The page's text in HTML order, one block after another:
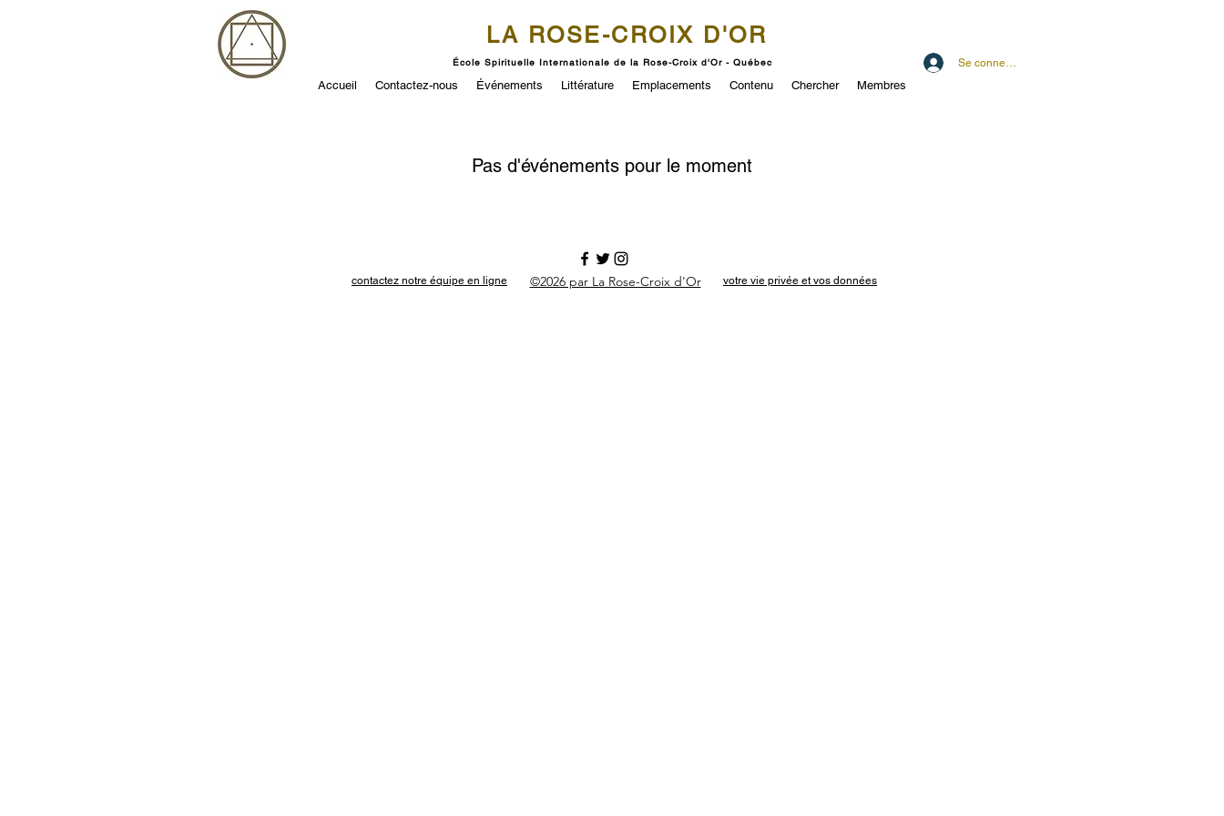
LA ROSE-CROIX D'OR
École Spirituelle Internationale de la Rose-Croix d'Or - Québec Se connecter
Accueil Contactez-nous Événements Littérature Emplacements Contenu Chercher Membres
Pas d'événements pour le moment
contactez notre équipe en ligne ©2026 par La Rose-Croix d'Or votre vie privée et vos données